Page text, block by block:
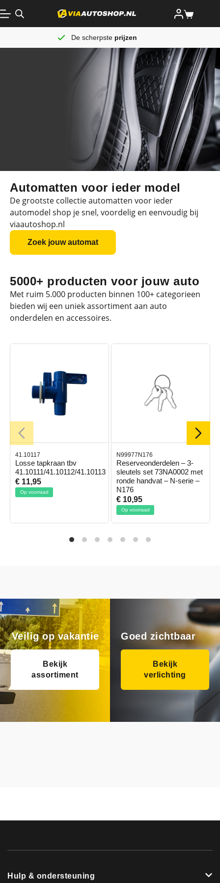
De scherpste prijzen
Automatten voor ieder model
De grootste collectie automatten voor ieder
automodel shop je snel, voordelig en eenvoudig bij
viaautoshop.nl
Zoek jouw automat
5000+ producten voor jouw auto
Met ruim 5.000 producten binnen 100+ categorieen
bieden wij een uniek assortiment aan auto
onderdelen en accessoires.
41.10117
Losse tapkraan tbv
41.10111/41.10112/41.10113
€ 11,95
Op voorraad
N99977N176
Reserveonderdelen – 3-
sleutels set 73NA0002 met
ronde handvat – N-serie –
N176
€ 10,95
Op voorraad
Veilig op vakantie
Bekijk
assortiment
Goed zichtbaar
Bekijk
verlichting
Hulp & ondersteuning